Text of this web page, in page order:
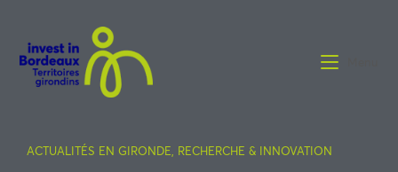
ACTUALITÉS EN GIRONDE, RECHERCHE & INNOVATION